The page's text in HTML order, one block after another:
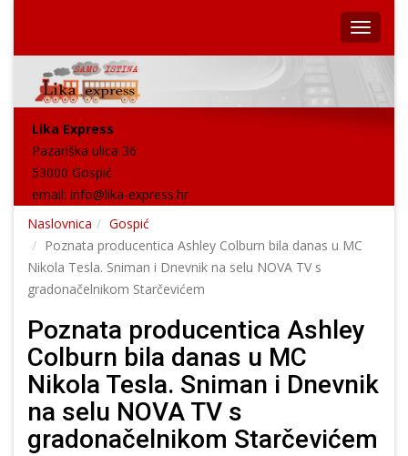
Lika Express
Pazariška ulica 36
53000 Gospić
email: info@lika-express.hr
Naslovnica
Gospić
Poznata producentica Ashley Colburn bila danas u MC
Nikola Tesla. Sniman i Dnevnik na selu NOVA TV s
gradonačelnikom Starčevićem
Poznata producentica Ashley
Colburn bila danas u MC
Nikola Tesla. Sniman i Dnevnik
na selu NOVA TV s
gradonačelnikom Starčevićem